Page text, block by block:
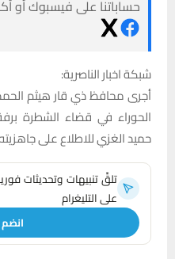
حساباتنا على فيسبوك أو
شبكة اخبار الناصرية:
أجرى محافظ ذي قار هيثم
الحوراء في قضاء الشطرة
حميد الغزي للاطلاع على
تلقَّ تنبيهات وتحديثات
على التليغرام
انضم